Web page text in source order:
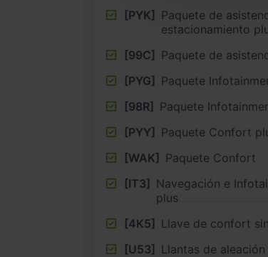
[PYK] Paquete de
estacionamiento
[99C] Paquete de
[PYG] Paquete
[98R] Paquete
[PYY] Paquete Confort
[WAK] Paquete Confort
[IT3] Navegación e
plus
[4K5] Llave de confort
[U53]